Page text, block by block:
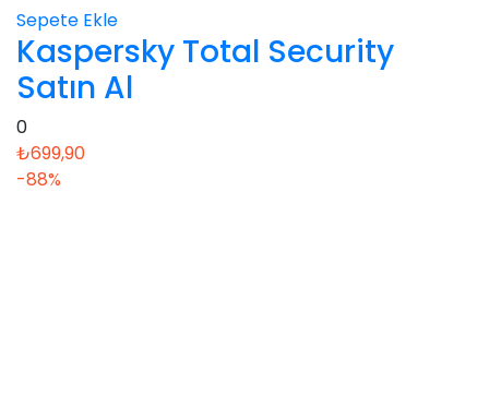
Sepete Ekle
Kaspersky Total Security
Satın Al
0
₺699,90
-88%